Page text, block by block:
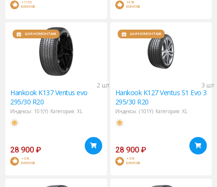
+1153
БОНУСОВ
+636
БОНУСОВ
ШИНОМОНТАЖ
2 шт
HankookK137 Ventus evo
295/30 R20
Индексы: 101(Y) Категория: XL
28 900 ₽
+578
БОНУСОВ
ШИНОМОНТАЖ
3 шт
HankookK127 Ventus S1 Evo 3
295/30 R20
Индексы: (101Y) Категория: XL
28 900 ₽
+578
БОНУСОВ